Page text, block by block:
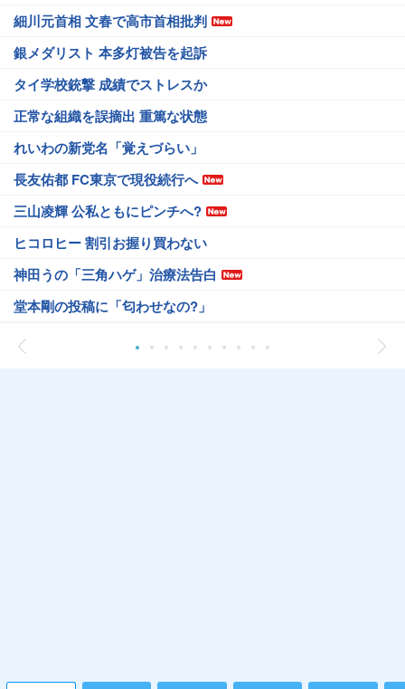
細川元首相 文春で高市首相批判
銀メダリスト 本多灯被告を起訴
タイ学校銃撃 成績でストレスか
正常な組織を誤摘出 重篤な状態
れいわの新党名「覚えづらい」
長友佑都 FC東京で現役続行へ
三山凌輝 公私ともにピンチへ?
ヒコロヒー 割引お握り買わない
神田うの「三角ハゲ」治療法告白
堂本剛の投稿に「匂わせなの?」